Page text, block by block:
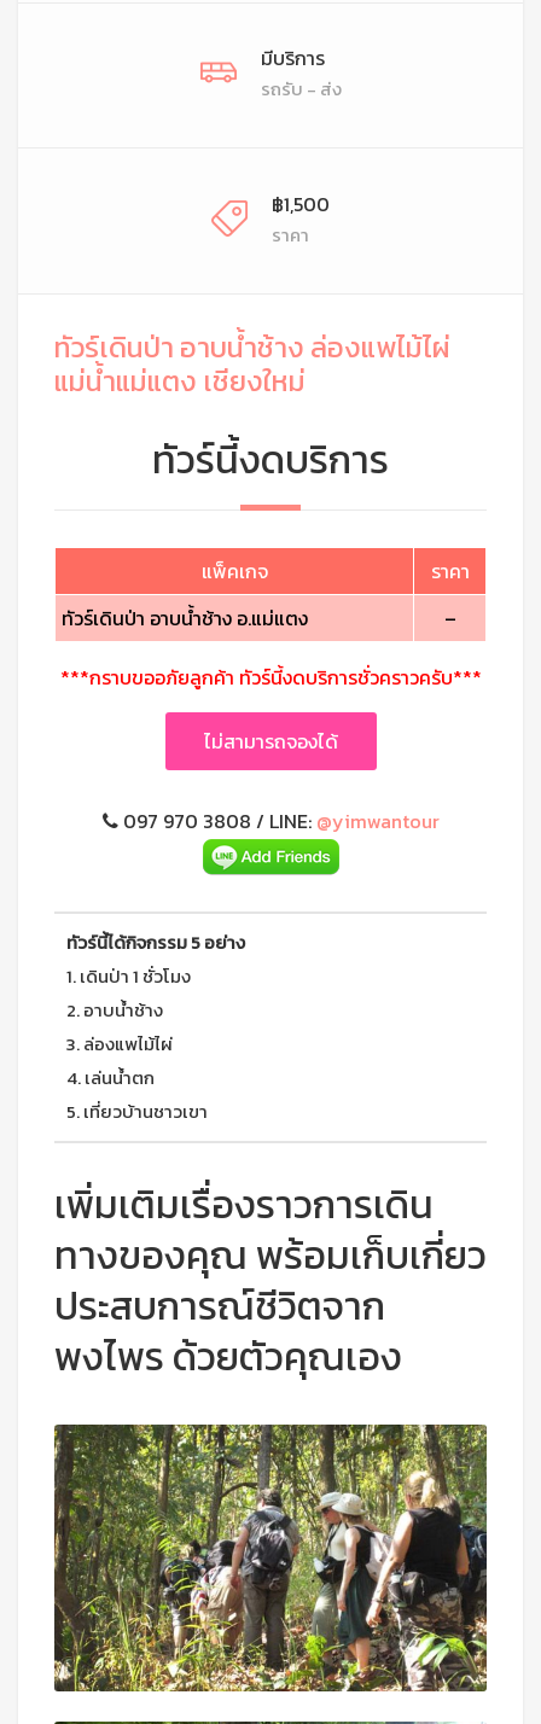
มีบริการ
รถรับ - ส่ง
฿1,500
ราคา
ทัวร์เดินป่า อาบน้ำช้าง ล่องแพไม้ไผ่
แม่น้ำแม่แตง เชียงใหม่
ทัวร์นี้งดบริการ
แพ็คเกจ
ราคา
ทัวร์เดินป่า อาบน้ำช้าง อ.แม่แตง
–
***กราบขออภัยลูกค้า ทัวร์นี้งดบริการชั่วคราวครับ***
ไม่สามารถจองได้
097 970 3808 / LINE: @yimwantour
ทัวร์นี้ได้กิจกรรม 5 อย่าง
1. เดินป่า 1 ชั่วโมง
2. อาบน้ำช้าง
3. ล่องแพไม้ไผ่
4. เล่นน้ำตก
5. เที่ยวบ้านชาวเขา
เพิ่มเติมเรื่องราวการเดิน
ทางของคุณ พร้อมเก็บเกี่ยว
ประสบการณ์ชีวิตจาก
พงไพร ด้วยตัวคุณเอง